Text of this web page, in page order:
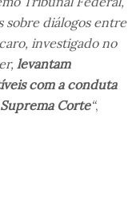
sobre diálogos entre
investigado no
levantam
com a conduta
Corte“,